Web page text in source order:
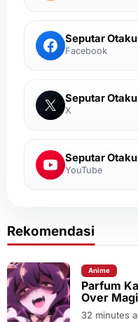
Seputar Otaku
Facebook
Seputar Otaku
X
Seputar Otaku
YouTube
Rekomendasi
Anime
Parfum
Over
32 minutes